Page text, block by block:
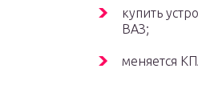
купить
ВАЗ;
меняется